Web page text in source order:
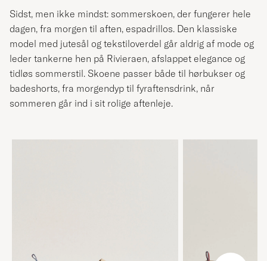
Sidst, men ikke mindst: sommerskoen, der fungerer hele
dagen, fra morgen til aften, espadrillos. Den klassiske
model med jutesål og tekstiloverdel går aldrig af mode og
leder tankerne hen på Rivieraen, afslappet elegance og
tidløs sommerstil. Skoene passer både til hørbukser og
badeshorts, fra morgendyp til fyraftensdrink, når
sommeren går ind i sit rolige aftenleje.